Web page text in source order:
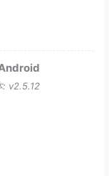
: v2.5.12